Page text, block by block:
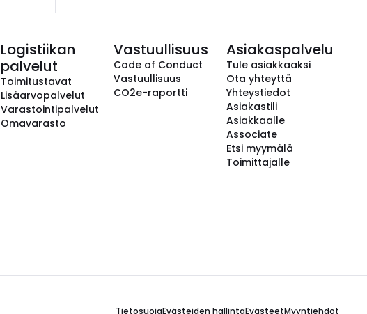
Logistiikan
palvelut
Toimitustavat
Lisäarvopalvelut
Varastointipalvelut
Omavarasto
Vastuullisuus
Code of Conduct
Vastuullisuus
CO2e-raportti
Asiakaspalvelu
Tule asiakkaaksi
Ota yhteyttä
Yhteystiedot
Asiakastili
Asiakkaalle
Associate
Etsi myymälä
Toimittajalle
TietosuojaEvästeiden hallintaEvästeetMyyntiehdot